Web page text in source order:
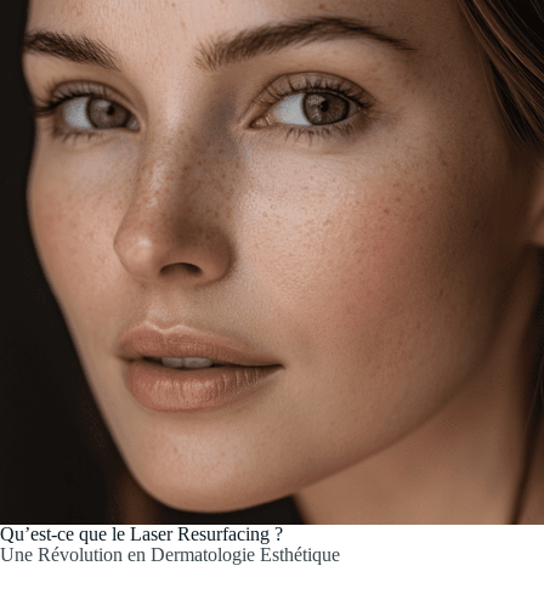
Qu’est-ce que le Laser Resurfacing ?
Une Révolution en Dermatologie Esthétique